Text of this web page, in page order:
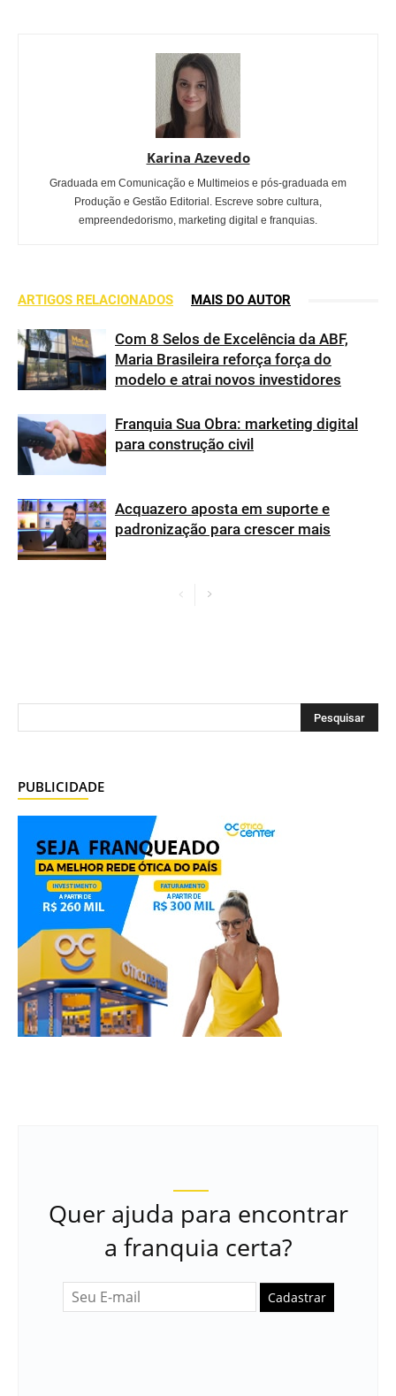
Karina Azevedo
Graduada em Comunicação e Multimeios e pós-graduada em
Produção e Gestão Editorial. Escreve sobre cultura,
empreendedorismo, marketing digital e franquias.
ARTIGOS RELACIONADOS MAIS DO AUTOR
Com 8 Selos de Excelência da ABF,
Maria Brasileira reforça força do
modelo e atrai novos investidores
Franquia Sua Obra: marketing digital
para construção civil
Acquazero aposta em suporte e
padronização para crescer mais
PUBLICIDADE
Quer ajuda para encontrar
a franquia certa?
Cadastrar